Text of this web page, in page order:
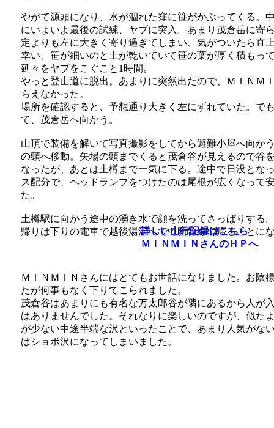
やがて源頭になり、水が涸れた窪に笹がかぶってくる。
にいよいよ最後の試練、ヤブに突入。あまり茂倉岳に寄
定よりも左に大きく寄り過ぎてしまい、気がついたら直
幸い、笹が細いのと土が乾いていて笹の葉が厚く積もっ
延々をヤブをこぐこと1時間。
やっと登山道に脱出。あまりに突然出たので、ＭＩＮＭ
らえなかった。
場所を確認すると、予想通り大きく左にずれていた。で
て、茂倉岳へ向かう。
山頂で装備を解いて写真撮影をしてから避難小屋へ向か
の頭へ移動。矢場の頭までくると茂倉谷が見えるので谷
なったが、あとは土樽まで一気に下る。途中で日没とな
ス配分で、ヘッドランプをつけたのは尾根が広くなって
た。
土樽駅に向かう途中の湧き水で顔を洗ってさっぱりする
帰りは下りの電車で越後湯沢へでて新幹線で帰ることに
ＭＩＮＭＩＮさんにはとてもお世話になりました。お陰
たが何事もなく下りてこられました。
茂倉谷はあまりにも有名な万太郎谷が隣にあるから人が
はありませんでした。それなりに楽しいのですが、似た
が少ない中途半端な沢といったことで、あまり人気がな
はショボ沢になってしまいました。
詳しい山行記録はこちら
ＭＩＮＭＩＮさんのＨＰへ